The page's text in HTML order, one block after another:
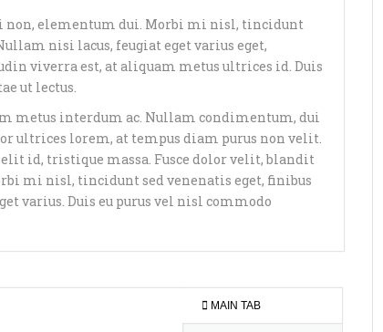
non, elementum dui. Morbi mi nisl, tincidunt
nisi lacus, feugiat eget varius eget,
viverra est, at aliquam metus ultrices id. Duis
ut lectus.
metus interdum ac. Nullam condimentum, dui
ultrices lorem, at tempus diam purus non velit.
id, tristique massa. Fusce dolor velit, blandit
mi nisl, tincidunt sed venenatis eget, finibus
varius. Duis eu purus vel nisl commodo
MAIN TAB